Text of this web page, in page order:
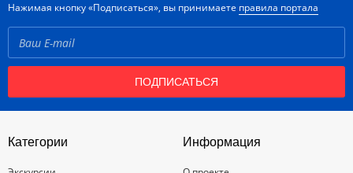
Нажимая кнопку «Подписаться», вы принимаете правила портала
ПОДПИСАТЬСЯ
Категории Информация